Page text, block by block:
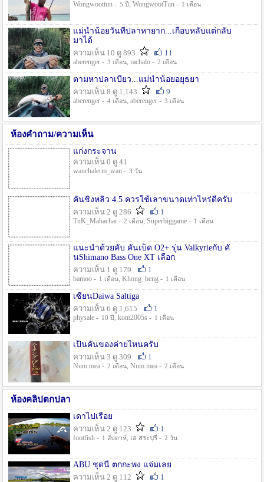
Wongwoottun - 5 ปี , WongwootTun - 1 เดือน
แม่น้ำน้อยวันที่ปลาหายาก...เกือบหลับแต่กลับ
มาได้
ความเห็น 10 ดู 893
11
aberenger - 3 เดือน, rachalo - 2 เดือน
ตามหาปลาเบี้ยว...แม่น้ำน้อยอยุธยา
ความเห็น 8 ดู 1,143
9
aberenger - 4 เดือน, aberenger - 3 เดือน
ห้องคำถาม/ความเห็น
แก่งกระจาน
ความเห็น 0 ดู 41
wanchalerm_wan - 3 วัน
คันชิงหลิว 4.5 ควรใช้เลาขนาดเท่าไหร่ดีครับ
ความเห็น 2 ดู 286
1
TuK_Mahachai - 2 เดือน, Superbiggame - 1 เดือน
แนะนำด้วยคับ คันเบ็ด O2+ รุ่น Valkyrieกับ คั
นShimano Bass One XT เลือก
ความเห็น 1 ดู 179
1
bamoo - 1 เดือน, Khong_beng - 1 เดือน
เซียนDaiwa Saltiga
ความเห็น 6 ดู 1,615
1
physale - 10 ปี , kom2005s - 1 เดือน
เป็นคันของค่ายไหนครับ
ความเห็น 3 ดู 309
1
Num mea - 2 เดือน, Num mea - 2 เดือน
ห้องคลิปตกปลา
เดาไปเรื่อย
ความเห็น 2 ดู 123
1
footfish - 1 สัปดาห์, เอ สระบุรี - 2 วัน
ABU ชุดนี้ ตกกะพง แจ่มเลย
ความเห็น 2 ดู 112
1